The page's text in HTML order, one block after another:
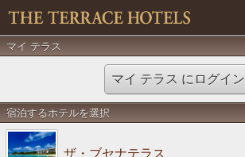
マイ テラス
マイ テラス にログイン
宿泊するホテルを選択
ザ・ブセナテラス